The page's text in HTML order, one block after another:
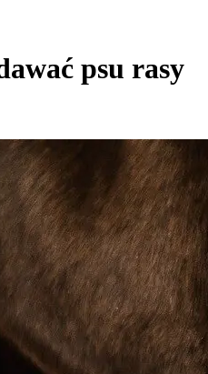
psu rasy